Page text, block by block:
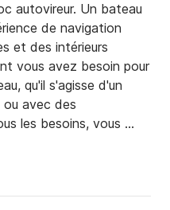
autovireur. Un bateau
de navigation
et des intérieurs
vous avez besoin pour
qu'il s'agisse d'un
ou avec des
les besoins, vous
les connaître et de